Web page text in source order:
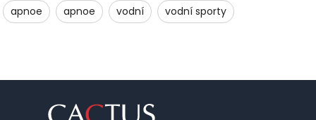
apnoe apnoe vodní vodní sporty